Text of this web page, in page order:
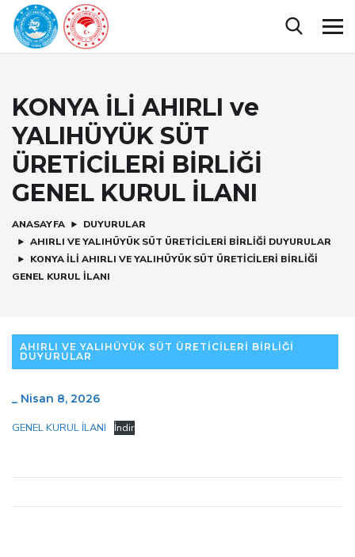
KONYA İLİ AHIRLI ve
YALIHÜYÜK SÜT
ÜRETİCİLERİ BİRLİĞİ
GENEL KURUL İLANI
ANASAYFA
DUYURULAR
AHIRLI VE YALIHÜYÜK SÜT ÜRETICILERI BIRLIĞI DUYURULAR
KONYA İLİ AHIRLI VE YALIHÜYÜK SÜT ÜRETİCİLERİ BİRLİĞİ
GENEL KURUL İLANI
AHIRLI VE YALIHÜYÜK SÜT ÜRETICILERI BIRLIĞI
DUYURULAR
_ Nisan 8, 2026
GENEL KURUL İLANI İndir